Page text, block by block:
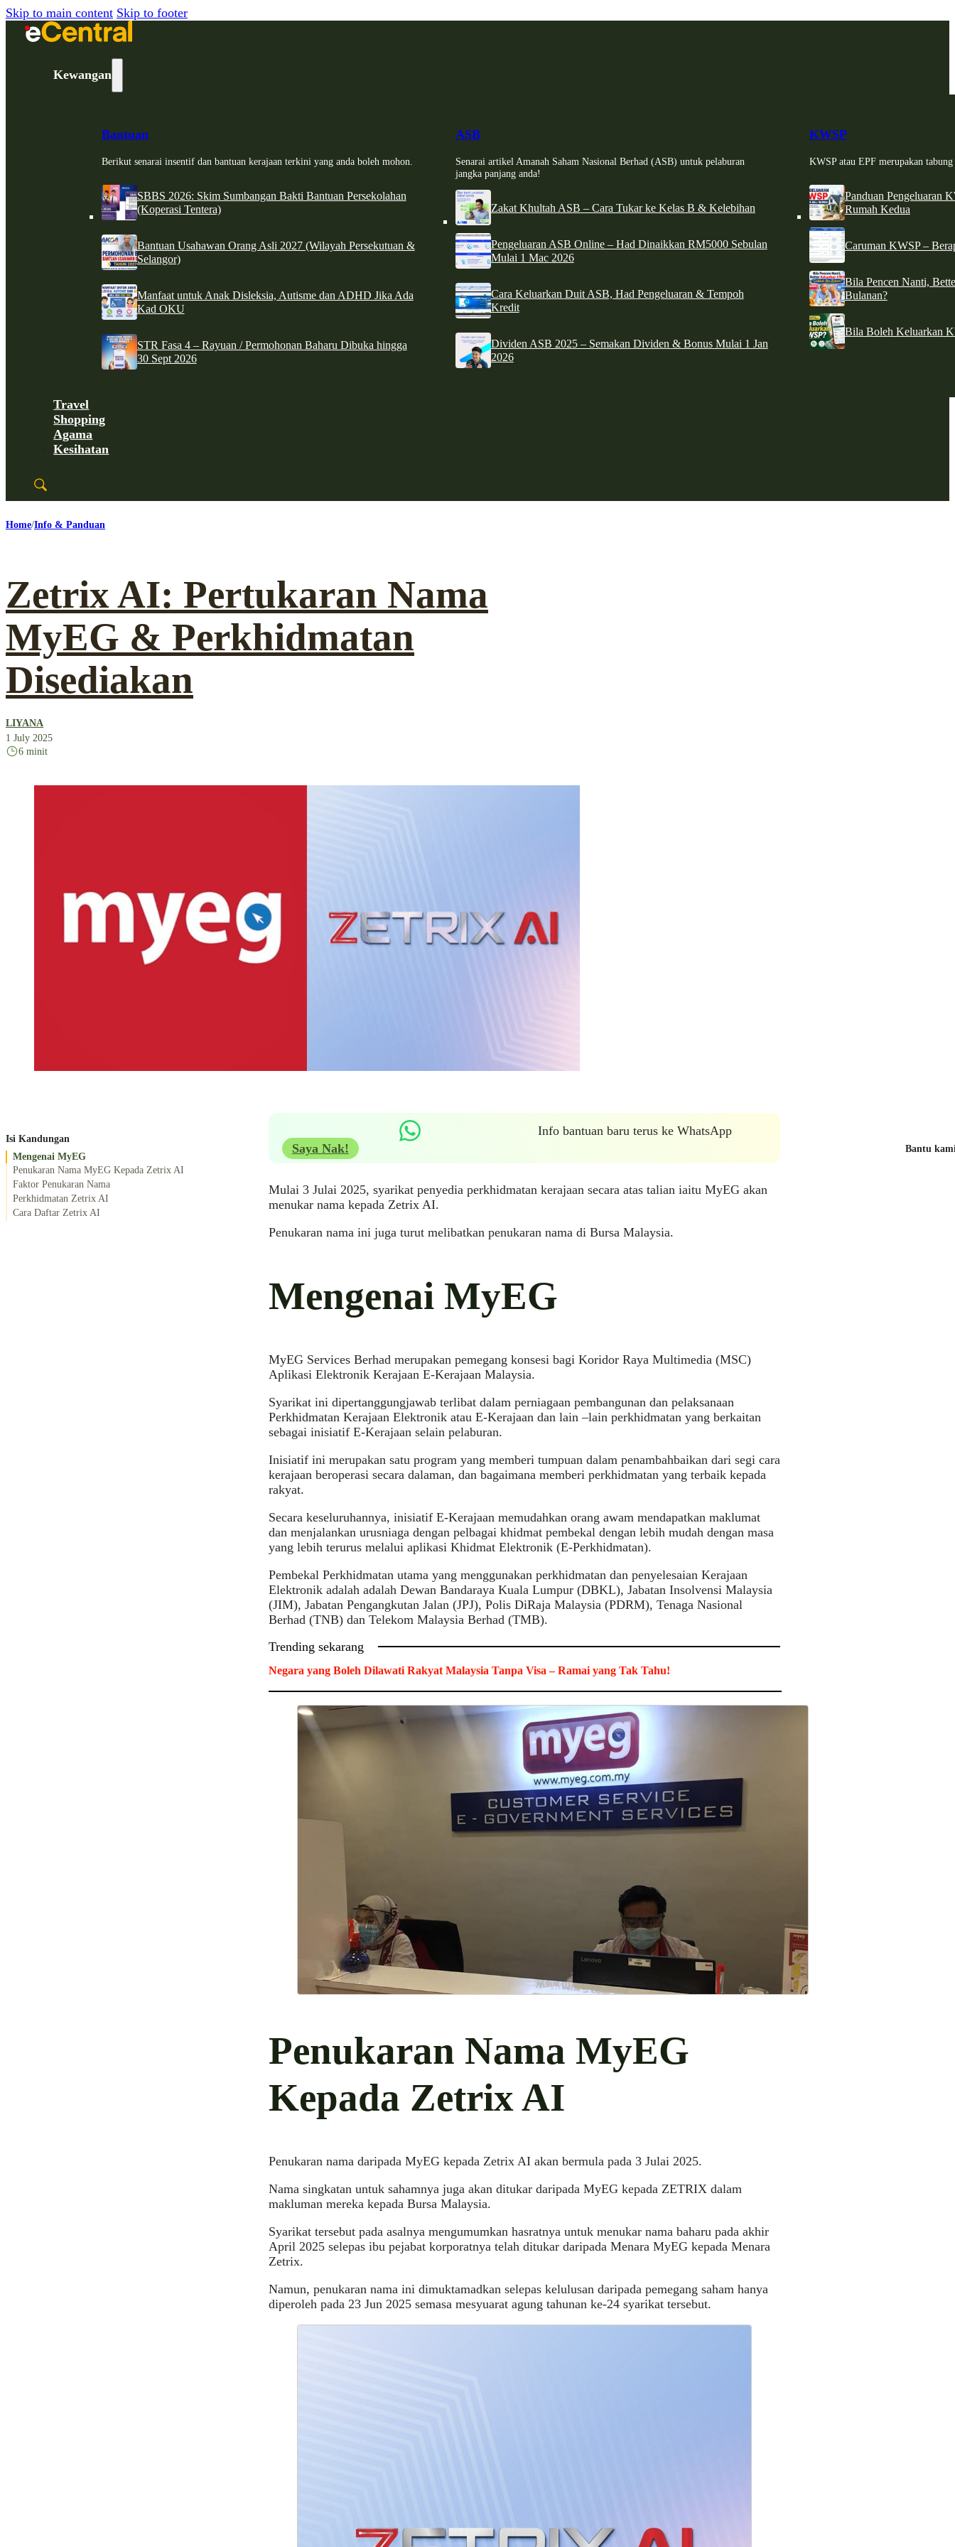
Skip to main content Skip to footer
Kewangan
Bantuan
Berikut senarai insentif dan bantuan kerajaan terkini yang anda boleh mohon.
SBBS 2026: Skim Sumbangan Bakti Bantuan Persekolahan
(Koperasi Tentera)
Bantuan Usahawan Orang Asli 2027 (Wilayah Persekutuan &
Selangor)
Manfaat untuk Anak Disleksia, Autisme dan ADHD Jika Ada
Kad OKU
STR Fasa 4 – Rayuan / Permohonan Baharu Dibuka hingga
30 Sept 2026
ASB
Senarai artikel Amanah Saham Nasional Berhad (ASB) untuk pelaburan
jangka panjang anda!
Zakat Khultah ASB – Cara Tukar ke Kelas B & Kelebihan
Pengeluaran ASB Online – Had Dinaikkan RM5000 Sebulan
Mulai 1 Mac 2026
Cara Keluarkan Duit ASB, Had Pengeluaran & Tempoh
Kredit
Dividen ASB 2025 – Semakan Dividen & Bonus Mulai 1 Jan
2026
KWSP
KWSP atau EPF merupakan
Panduan Pengeluaran
Rumah Kedua
Caruman KWSP –
Bila Pencen Nanti,
Bulanan?
Bila Boleh Keluarkan
Travel
Shopping
Agama
Kesihatan
Home Info & Panduan
Zetrix AI: Pertukaran Nama
MyEG & Perkhidmatan
Disediakan
LIYANA
1 July 2025
6 minit
Isi Kandungan
Mengenai MyEG
Penukaran Nama MyEG Kepada Zetrix AI
Faktor Penukaran Nama
Perkhidmatan Zetrix AI
Cara Daftar Zetrix AI
Info bantuan baru terus ke WhatsApp
Saya Nak!
Mulai 3 Julai 2025, syarikat penyedia perkhidmatan kerajaan secara atas talian iaitu MyEG akan
menukar nama kepada Zetrix AI.
Penukaran nama ini juga turut melibatkan penukaran nama di Bursa Malaysia.
Mengenai MyEG
MyEG Services Berhad merupakan pemegang konsesi bagi Koridor Raya Multimedia (MSC)
Aplikasi Elektronik Kerajaan E-Kerajaan Malaysia.
Syarikat ini dipertanggungjawab terlibat dalam perniagaan pembangunan dan pelaksanaan
Perkhidmatan Kerajaan Elektronik atau E-Kerajaan dan lain –lain perkhidmatan yang berkaitan
sebagai inisiatif E-Kerajaan selain pelaburan.
Inisiatif ini merupakan satu program yang memberi tumpuan dalam penambahbaikan dari segi cara
kerajaan beroperasi secara dalaman, dan bagaimana memberi perkhidmatan yang terbaik kepada
rakyat.
Secara keseluruhannya, inisiatif E-Kerajaan memudahkan orang awam mendapatkan maklumat
dan menjalankan urusniaga dengan pelbagai khidmat pembekal dengan lebih mudah dengan masa
yang lebih terurus melalui aplikasi Khidmat Elektronik (E-Perkhidmatan).
Pembekal Perkhidmatan utama yang menggunakan perkhidmatan dan penyelesaian Kerajaan
Elektronik adalah adalah Dewan Bandaraya Kuala Lumpur (DBKL), Jabatan Insolvensi Malaysia
(JIM), Jabatan Pengangkutan Jalan (JPJ), Polis DiRaja Malaysia (PDRM), Tenaga Nasional
Berhad (TNB) dan Telekom Malaysia Berhad (TMB).
Trending sekarang
Negara yang Boleh Dilawati Rakyat Malaysia Tanpa Visa – Ramai yang Tak Tahu!
Penukaran Nama MyEG
Kepada Zetrix AI
Penukaran nama daripada MyEG kepada Zetrix AI akan bermula pada 3 Julai 2025.
Nama singkatan untuk sahamnya juga akan ditukar daripada MyEG kepada ZETRIX dalam
makluman mereka kepada Bursa Malaysia.
Syarikat tersebut pada asalnya mengumumkan hasratnya untuk menukar nama baharu pada akhir
April 2025 selepas ibu pejabat korporatnya telah ditukar daripada Menara MyEG kepada Menara
Zetrix.
Namun, penukaran nama ini dimuktamadkan selepas kelulusan daripada pemegang saham hanya
diperoleh pada 23 Jun 2025 semasa mesyuarat agung tahunan ke-24 syarikat tersebut.
Bantu